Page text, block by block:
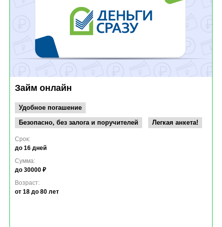
Займ онлайн
Удобное погашение
Безопасно, без залога и поручителей
Легкая анкета!
Срок:
до 16 дней
Сумма:
до 30000 ₽
Возраст:
от 18 до 80 лет